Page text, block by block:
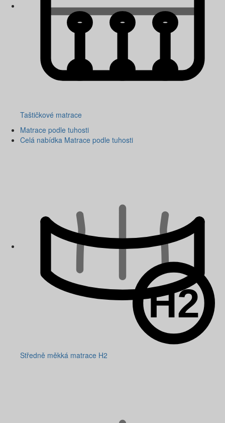
Taštičkové matrace
Matrace podle tuhosti
Celá nabídka Matrace podle tuhosti
Středně měkká matrace H2